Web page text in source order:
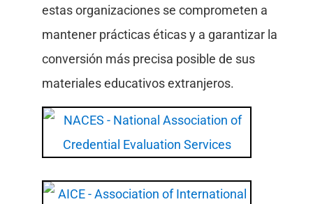
estas organizaciones se comprometen a
mantener prácticas éticas y a garantizar la
conversión más precisa posible de sus
materiales educativos extranjeros.